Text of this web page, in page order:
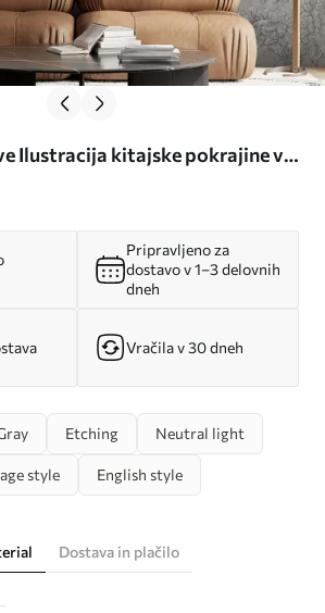
Ilustracija kitajske pokrajine v
slikarstva Št. u98699
Pripravljeno za
dostavo v 1–3 delovnih
dneh
Vračila v 30 dneh
Etching Neutral light
style English style
Dostava in plačilo